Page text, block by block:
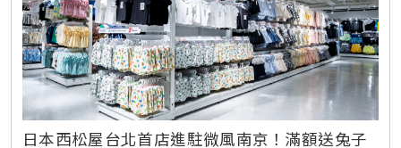
日本西松屋台北首店進駐微風南京！滿額送兔子